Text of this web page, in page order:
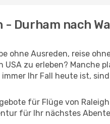
- Durham nach
ohne Ausreden, reise
USA zu erleben? Manche
Ihr Fall heute ist,
für Flüge von
für Ihr nächstes